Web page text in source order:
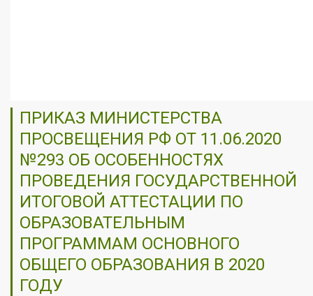
ПРИКАЗ МИНИСТЕРСТВА
ПРОСВЕЩЕНИЯ РФ ОТ 11.06.2020
№293 ОБ ОСОБЕННОСТЯХ
ПРОВЕДЕНИЯ ГОСУДАРСТВЕННОЙ
ИТОГОВОЙ АТТЕСТАЦИИ ПО
ОБРАЗОВАТЕЛЬНЫМ
ПРОГРАММАМ ОСНОВНОГО
ОБЩЕГО ОБРАЗОВАНИЯ В 2020
ГОДУ